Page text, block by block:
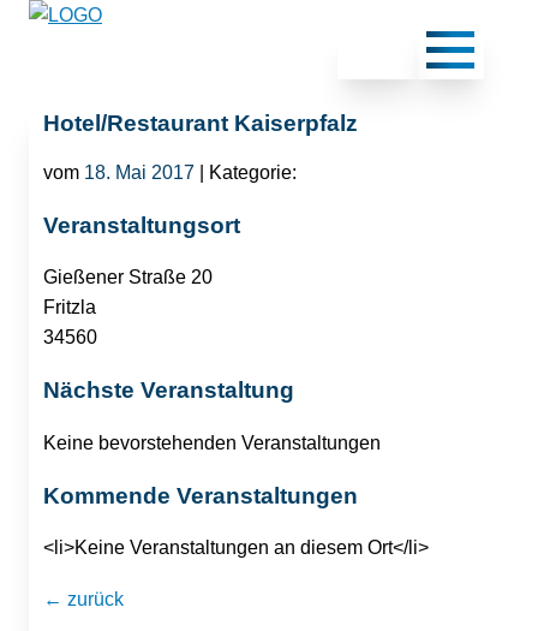
Hotel/Restaurant Kaiserpfalz
vom 18. Mai 2017 | Kategorie:
Veranstaltungsort
Gießener Straße 20
Fritzla
34560
Nächste Veranstaltung
Keine bevorstehenden Veranstaltungen
Kommende Veranstaltungen
<li>Keine Veranstaltungen an diesem Ort</li>
← zurück